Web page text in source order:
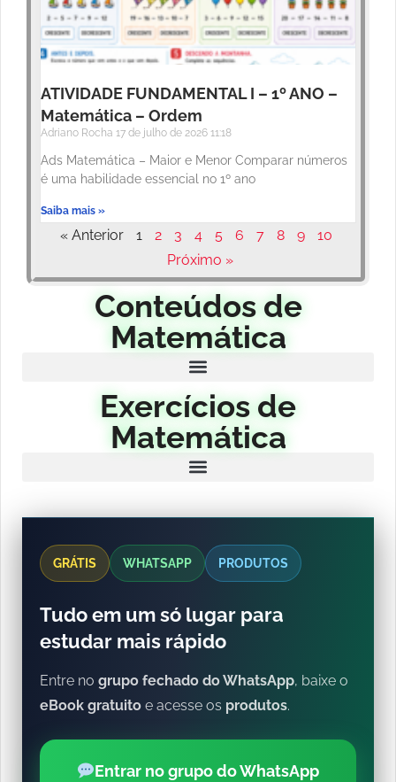
ATIVIDADE FUNDAMENTAL I – 1º ANO –
Matemática – Ordem
Adriano Rocha 17 de julho de 2026 11:18
Ads Matemática – Maior e Menor Comparar números
é uma habilidade essencial no 1º ano
Saiba mais »
« Anterior 1 2 3 4 5 6 7 8 9
10
Próximo »
Conteúdos de
Matemática
Exercícios de
Matemática
GRÁTIS WHATSAPP PRODUTOS
Tudo em um só lugar para
estudar mais rápido
Entre no grupo fechado do WhatsApp, baixe o
eBook gratuito e acesse os produtos.
Entrar no grupo do WhatsApp